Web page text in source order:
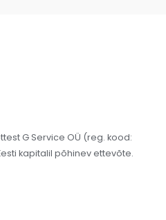
G Service OÜ (reg. kood:
kapitalil põhinev ettevõte.